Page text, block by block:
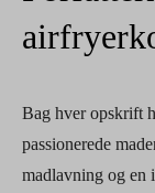
Bag hver opskrift
passionerede
madlavning og en